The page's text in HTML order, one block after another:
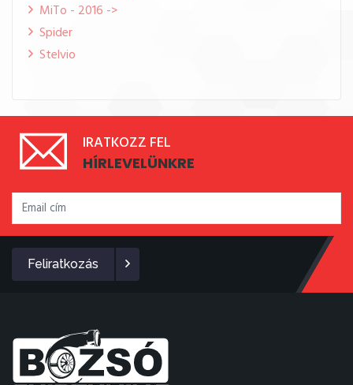
MiTo - 2016 ->
Spider
Stelvio
IRATKOZZ FEL
HÍRLEVELÜNKRE
Feliratkozás